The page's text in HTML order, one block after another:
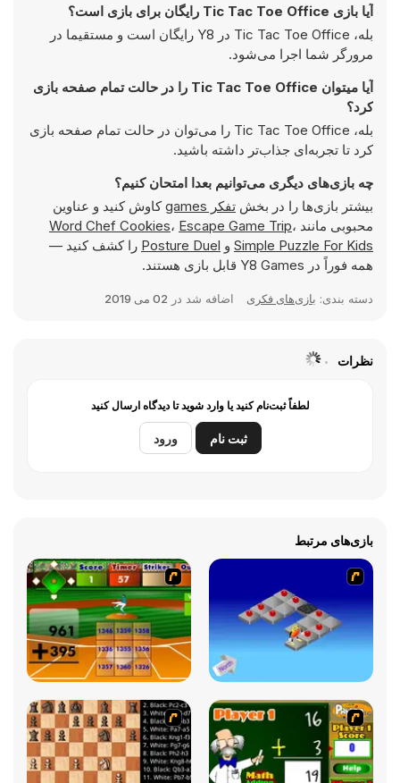
آیا بازی Tic Tac Toe Office رایگان برای بازی است؟
بله، Tic Tac Toe Office در Y8 رایگان است و مستقیما در
مرورگر شما اجرا می‌شود.
آیا میتوان Tic Tac Toe Office را در حالت تمام صفحه بازی
کرد؟
بله، Tic Tac Toe Office را می‌توان در حالت تمام صفحه بازی
کرد تا تجربه‌ای جذاب‌تر داشته باشید.
چه بازی‌های دیگری می‌توانیم بعدا امتحان کنیم؟
بیشتر بازی‌ها را در بخش تفکر games
کاوش کنید و عناوین
محبوبی مانند
Word Chef Cookies، Escape Game Trip،
Simple Puzzle For Kids و Posture Duel را کشف کنید —
همه فوراً در Y8 Games قابل بازی هستند.
دسته بندی: بازی‌های فکری اضافه شد در 02 می 2019
نظرات
لطفاً ثبت‌نام کنید یا وارد شوید تا دیدگاه ارسال کنید
ثبت نام ورود
بازی‌های مرتبط